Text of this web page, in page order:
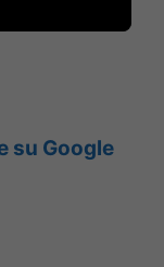
su Google